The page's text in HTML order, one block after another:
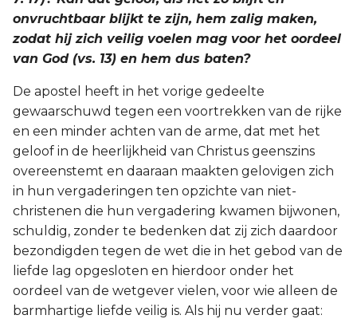
onvruchtbaar blijkt te zijn, hem zalig maken,
zodat hij zich veilig voelen mag voor het oordeel
van God (vs. 13) en hem dus baten?
De apostel heeft in het vorige gedeelte
gewaarschuwd tegen een voortrekken van de rijke
en een minder achten van de arme, dat met het
geloof in de heerlijkheid van Christus geenszins
overeenstemt en daaraan maakten gelovigen zich
in hun vergaderingen ten opzichte van niet-
christenen die hun vergadering kwamen bijwonen,
schuldig, zonder te bedenken dat zij zich daardoor
bezondigden tegen de wet die in het gebod van de
liefde lag opgesloten en hierdoor onder het
oordeel van de wetgever vielen, voor wie alleen de
barmhartige liefde veilig is. Als hij nu verder gaat: